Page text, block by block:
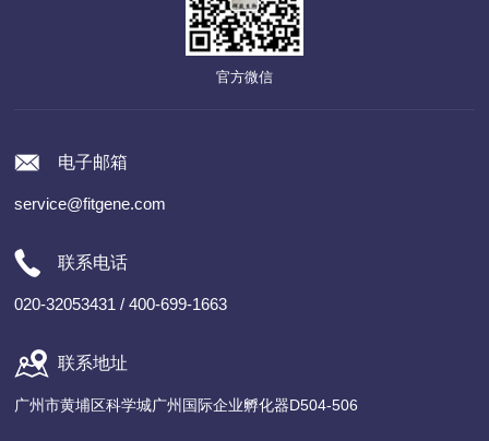
官方微信
电子邮箱
service@fitgene.com
联系电话
020-32053431 / 400-699-1663
联系地址
广州市黄埔区科学城广州国际企业孵化器D504-506